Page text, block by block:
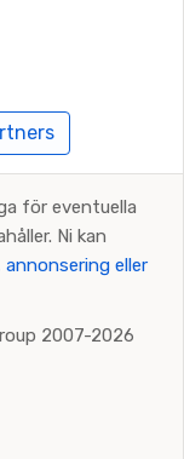
för eventuella
Ni kan
eller
2007-2026